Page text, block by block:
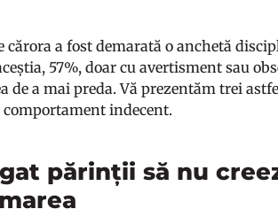
cărora a fost demarată o anchetă
57%, doar cu avertisment sau
a mai preda. Vă prezentăm trei
comportament indecent.
părinții să nu